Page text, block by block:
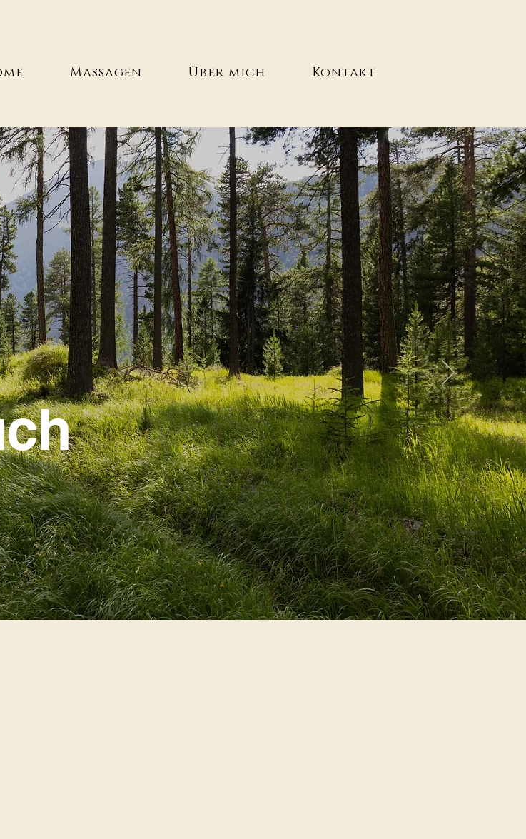
Massagen Über mich Kontakt
Persönliche
Betreuung
Einfach ausgezeichnet
Ich bin die Beschreibung Ihrer Leistung. Schreiben Sie einen kurzen Text, der
erklärt, was die Leistung ist, und warum sie für Besucher, Kunden oder
Auftraggeber wichtig ist. Scheuen Sie sich nicht, Ihr Angebot zu loben!
Nutzen Sie diesen Ort, um Vorteile und Alleinstellungsmerkmale Ihres
Angebots darzustellen.